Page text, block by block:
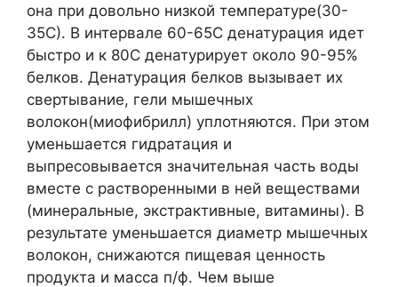
она при довольно низкой температуре(30-
35С). В интервале 60-65С денатурация идет
быстро и к 80С денатурирует около 90-95%
белков. Денатурация белков вызывает их
свертывание, гели мышечных
волокон(миофибрилл) уплотняются. При этом
уменьшается гидратация и
выпресовывается значительная часть воды
вместе с растворенными в ней веществами
(минеральные, экстрактивные, витамины). В
результате уменьшается диаметр мышечных
волокон, снижаются пищевая ценность
продукта и масса п/ф. Чем выше